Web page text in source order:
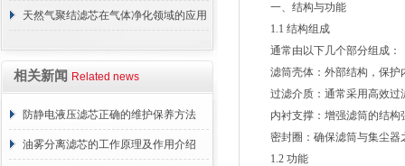
材料？
天然气聚结滤芯在气体净化领域的应用
相关新闻 Related news
防静电液压滤芯正确的维护保养方法
油雾分离滤芯的工作原理及作用介绍
一、结构与功能
1.1 结构组成
通常由以下几个部分组成：
滤筒壳体：外部结构，保护
过滤介质：通常采用高效过
内衬支撑：增强滤筒的结构
密封圈：确保滤筒与集尘器
1.2 功能